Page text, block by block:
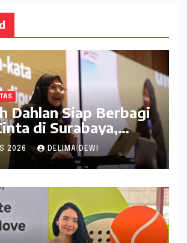
Dahlan Siap Berbagi
di Surabaya,
2026 DELIMA DEWI